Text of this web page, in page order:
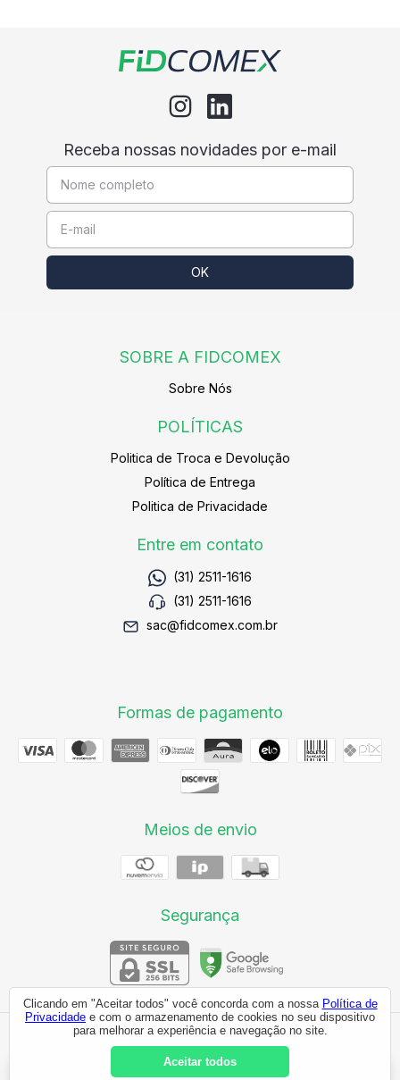
Ao navegar por este site
Receba nossas novidades por e-mail
SOBRE A FIDCOMEX
Sobre Nós
POLÍTICAS
Politica de Troca e Devolução
Política de Entrega
Politica de Privacidade
Entre em contato
(31) 2511-1616
(31) 2511-1616
sac@fidcomex.com.br
Formas de pagamento
Meios de envio
Segurança
FID COMEX
©2026. FID Comex - 24660781000109. Todos os direitos reservados.
Clicando em "Aceitar todos" você concorda com a nossa Política de
Privacidade e com o armazenamento de cookies no seu dispositivo
para melhorar a experiência e navegação no site.
Aceitar todos